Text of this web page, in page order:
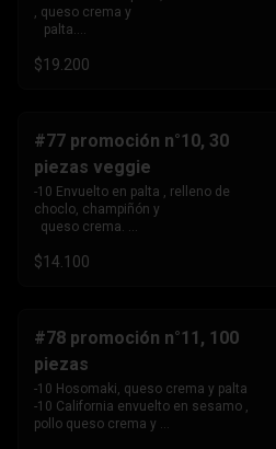
, queso crema y
   palta.
camarón, queso crema
$19.200
#77 promoción n°10, 30
piezas veggie
-10 Envuelto en palta , relleno de
choclo, champiñón y
  queso crema.
champiñón , queso
$14.100
#78 promoción n°11, 100
piezas
-10 Hosomaki, queso crema y palta
-10 California envuelto en sesamo ,
pollo queso crema y